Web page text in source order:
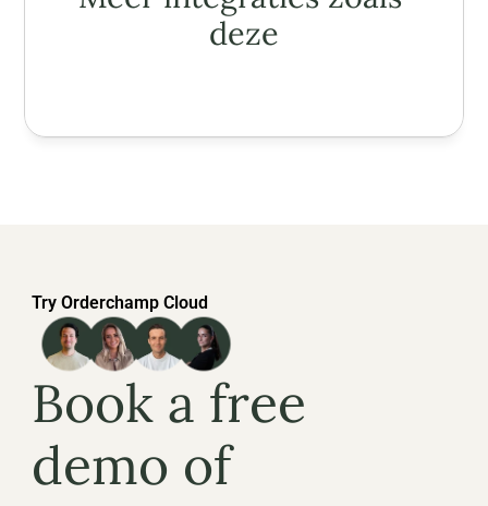
deze
Try Orderchamp Cloud
Book a free
demo of